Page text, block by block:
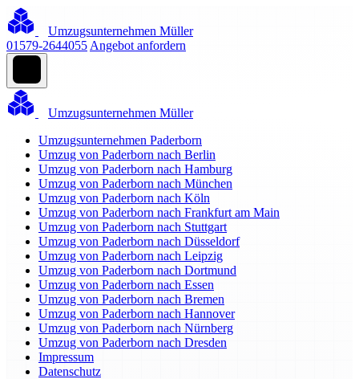
Umzugsunternehmen Müller
01579-2644055 Angebot anfordern
Umzugsunternehmen Müller
Umzugsunternehmen Paderborn
Umzug von Paderborn nach Berlin
Umzug von Paderborn nach Hamburg
Umzug von Paderborn nach München
Umzug von Paderborn nach Köln
Umzug von Paderborn nach Frankfurt am Main
Umzug von Paderborn nach Stuttgart
Umzug von Paderborn nach Düsseldorf
Umzug von Paderborn nach Leipzig
Umzug von Paderborn nach Dortmund
Umzug von Paderborn nach Essen
Umzug von Paderborn nach Bremen
Umzug von Paderborn nach Hannover
Umzug von Paderborn nach Nürnberg
Umzug von Paderborn nach Dresden
Impressum
Datenschutz